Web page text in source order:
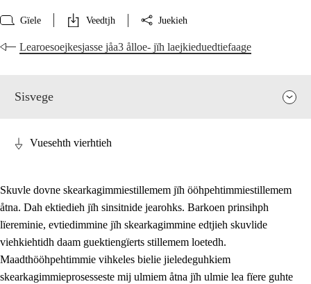
Gïele Veedtjh Juekieh
Learoesoejkesjasse jåa3 ålloe- jïh laejkieduedtiefaage
Sisvege
Vuesehth vierhtieh
Skuvle dovne skearkagimmiestillemem jïh ööhpehtimmiestillemem
åtna. Dah ektiedieh jïh sinsitnide jearohks. Barkoen prinsihph
lïereminie, evtiedimmine jïh skearkagimmine edtjieh skuvlide
viehkiehtidh daam guektiengïerts stillemem loetedh.
Maadthööhpehtimmie vihkeles bielie jieledeguhkiem
skearkagimmieprosesseste mij ulmiem åtna jïh ulmie lea fïere guhte